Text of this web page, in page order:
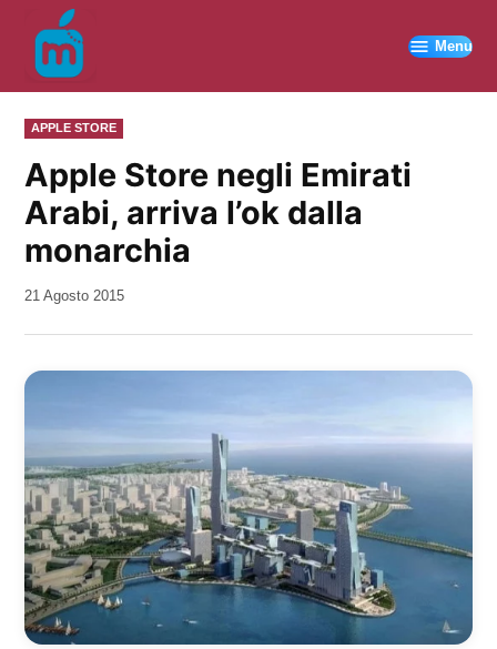
contenuto
Menu
PUBBLICATO
IN
APPLE STORE
Apple Store negli Emirati
Arabi, arriva l’ok dalla
monarchia
da
21 Agosto 2015